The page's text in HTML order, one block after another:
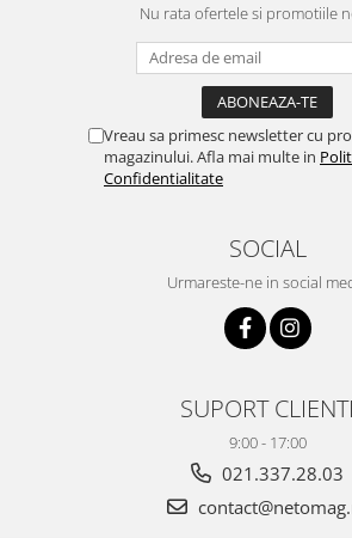
Nu rata ofertele si promotiile
Vreau sa primesc newsletter cu
magazinului. Afla mai multe in
Confidentialitate
SOCIAL
Urmareste-ne in social
SUPORT CLIENTI
9:00 - 17:00
021.337.28.03